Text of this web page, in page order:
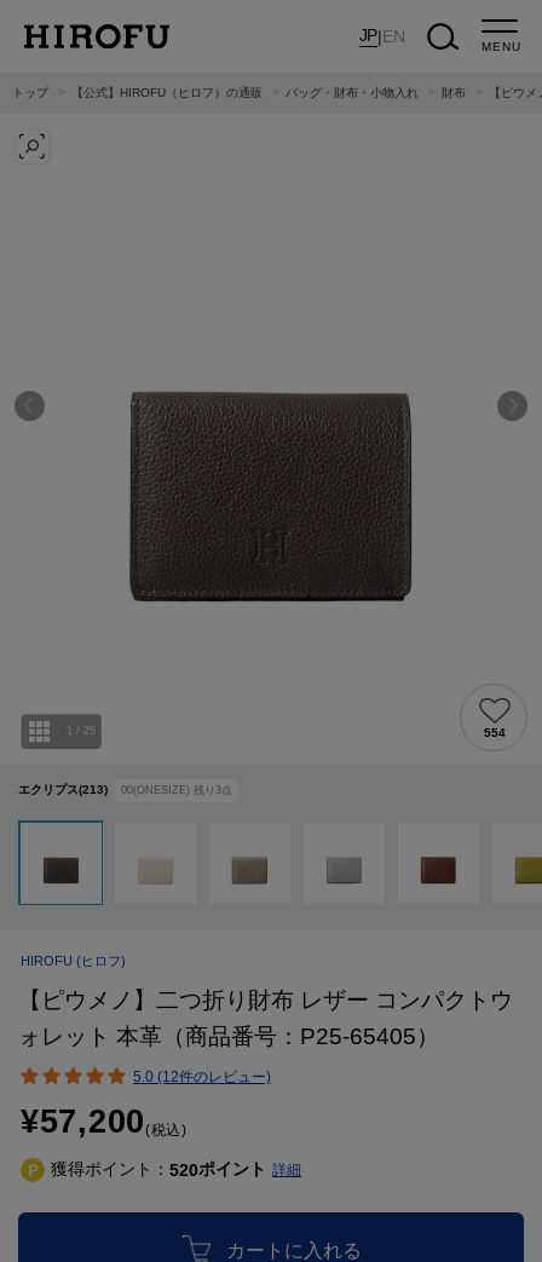
JP|EN
MENU
トップ 【公式】HIROFU（ヒロフ）の通販 バッグ・財布・小物入れ 財布 【ピウ
エクリプス(213) 00(ONESIZE) 残り 3点
1 / 25 554
HIROFU (ヒロフ)
【ピウメノ】二つ折り財布 レザー コンパクトウ
ォレット 本革（商品番号：P25-65405）
5.0 (12件のレビュー)
¥57,200(税込)
獲得ポイント： 520ポイント 詳細
カートに入れる